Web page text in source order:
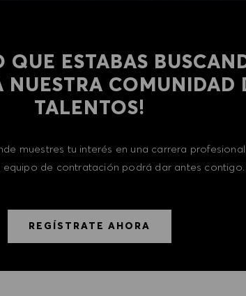
QUE ESTABAS
NUESTRA COMUNIDAD
TALENTOS!
muestres tu interés en una carrera
equipo de contratación podrá dar antes contigo.
REGÍSTRATE AHORA